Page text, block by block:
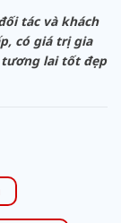
tác và khách
có giá trị gia
lai tốt đẹp